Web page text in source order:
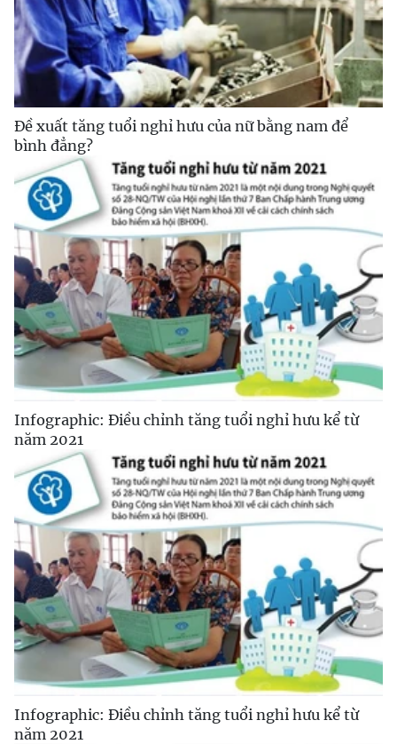
Đề xuất tăng tuổi nghỉ hưu của nữ bằng nam để
bình đẳng?
Infographic: Điều chỉnh tăng tuổi nghỉ hưu kể từ
năm 2021
Infographic: Điều chỉnh tăng tuổi nghỉ hưu kể từ
năm 2021